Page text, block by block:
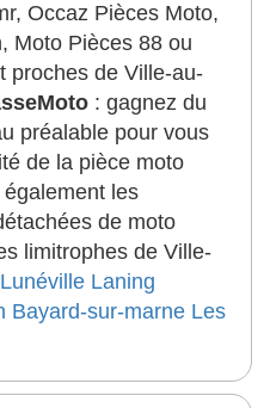
Occaz Pièces Moto,
Moto Pièces 88 ou
proches de Ville-au-
: gagnez du
préalable pour vous
de la pièce moto
les
de moto
limitrophes de Ville-
Lunéville Laning
Bayard-sur-marne Les